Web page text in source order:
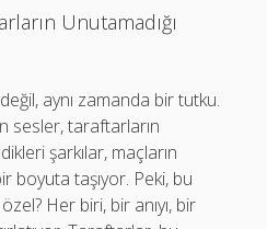
Unutamadığı
aynı zamanda bir tutku.
sesler, taraftarların
şarkılar, maçların
boyuta taşıyor. Peki, bu
Her biri, bir anıyı, bir